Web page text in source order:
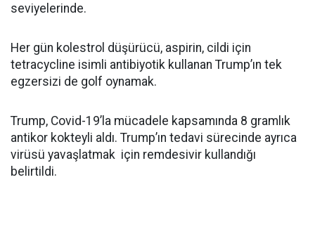
seviyelerinde.
Her gün kolestrol düşürücü, aspirin, cildi için
tetracycline isimli antibiyotik kullanan Trump’ın tek
egzersizi de golf oynamak.
Trump, Covid-19’la mücadele kapsamında 8 gramlık
antikor kokteyli aldı. Trump’ın tedavi sürecinde ayrıca
virüsü yavaşlatmak için remdesivir kullandığı
belirtildi.